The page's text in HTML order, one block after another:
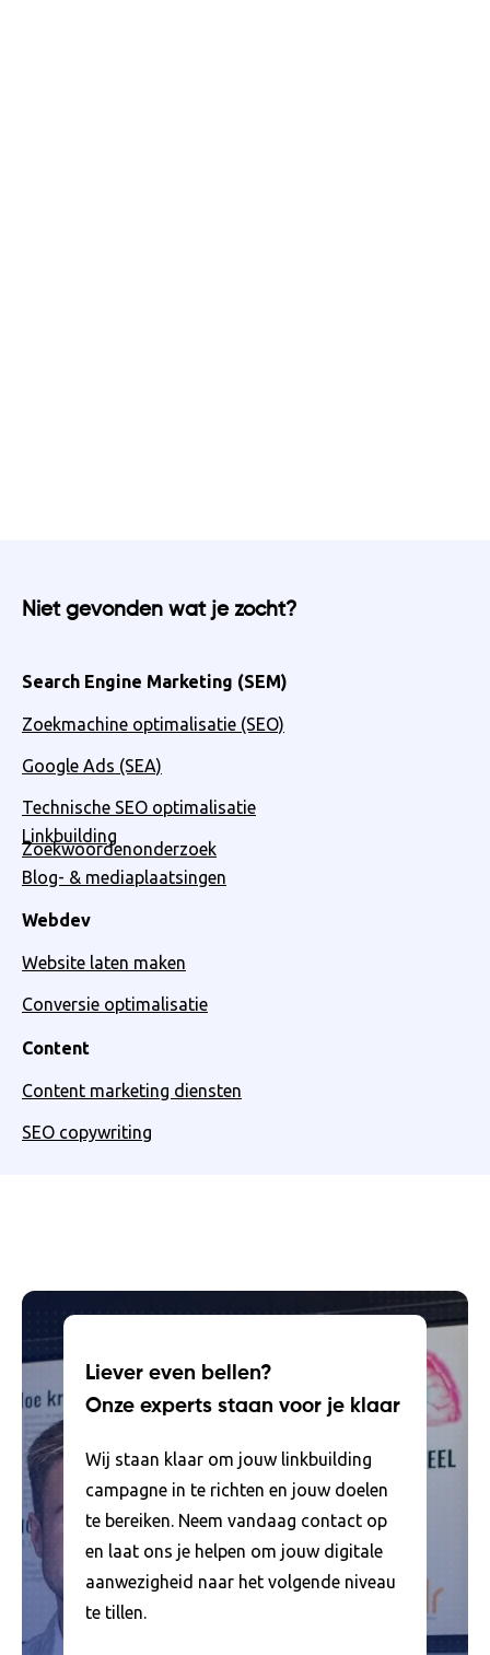
Niet gevonden wat je zocht?
Search Engine Marketing (SEM)
Zoekmachine optimalisatie (SEO)
Google Ads (SEA)
Technische SEO optimalisatie
Zoekwoordenonderzoek
Linkbuilding
Blog- & mediaplaatsingen
Webdev
Website laten maken
Conversie optimalisatie
Content
Content marketing diensten
SEO copywriting
Liever even bellen?
Onze experts staan voor je klaar
Wij staan klaar om jouw linkbuilding
campagne in te richten en jouw doelen
te bereiken. Neem vandaag contact op
en laat ons je helpen om jouw digitale
aanwezigheid naar het volgende niveau
te tillen.